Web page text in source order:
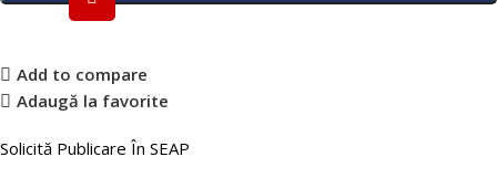
Add to compare
Adaugă la favorite
Solicită Publicare În SEAP